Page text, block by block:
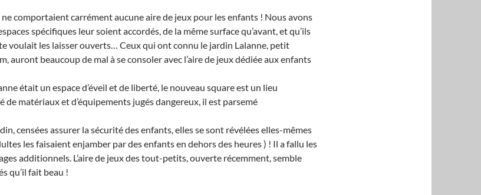
comportaient carrément aucune aire de jeux pour les enfants ! Nous avons
spécifiques leur soient accordés, de la même surface qu’avant, et qu’ils
voulait les laisser ouverts… Ceux qui ont connu le jardin Lalanne, petit
auront beaucoup de mal à se consoler avec l’aire de jeux dédiée aux enfants
était un espace d’éveil et de liberté, le nouveau square est un lieu
de matériaux et d’équipements jugés dangereux, il est parsemé
censées assurer la sécurité des enfants, elles se sont révélées elles-mêmes
les faisaient enjamber par des enfants en dehors des heures ) ! Il a fallu les
additionnels. L’aire de jeux des tout-petits, ouverte récemment, semble
qu’il fait beau !